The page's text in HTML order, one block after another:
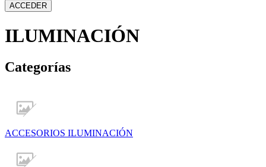
ILUMINACIÓN
Categorías
ACCESORIOS ILUMINACIÓN